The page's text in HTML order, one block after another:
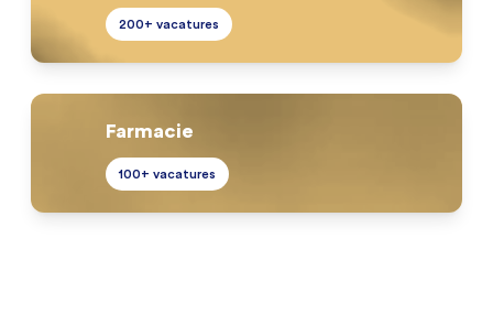
200+ vacatures
Farmacie
100+ vacatures